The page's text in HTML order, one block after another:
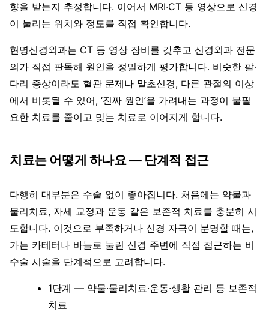
향을 받는지 추정합니다. 이어서 MRI·CT 등 영상으로 신경
이 눌리는 위치와 정도를 직접 확인합니다.
현명신경외과는 CT 등 영상 장비를 갖추고 신경외과 전문
의가 직접 판독해 원인을 정밀하게 평가합니다. 비슷한 팔·
다리 증상이라도 혈관 문제나 말초신경, 다른 관절의 이상
에서 비롯될 수 있어, ‘진짜 원인’을 가려내는 과정이 불필
요한 치료를 줄이고 맞는 치료로 이어지게 합니다.
치료는 어떻게 하나요 — 단계적 접근
다행히 대부분은 수술 없이 좋아집니다. 처음에는 약물과
물리치료, 자세 교정과 운동 같은 보존적 치료를 충분히 시
도합니다. 이것으로 부족하거나 신경 자극이 분명할 때는,
가는 카테터나 바늘로 눌린 신경 주변에 직접 접근하는 비
수술 시술을 단계적으로 고려합니다.
1단계 — 약물·물리치료·운동·생활 관리 등 보존적
치료